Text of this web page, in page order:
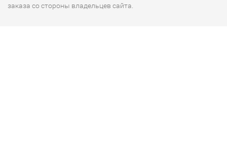
заказа со стороны владельцев сайта.